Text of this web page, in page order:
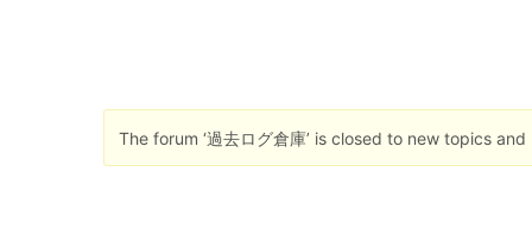
The forum ‘過去ログ倉庫’ is closed to new topics and